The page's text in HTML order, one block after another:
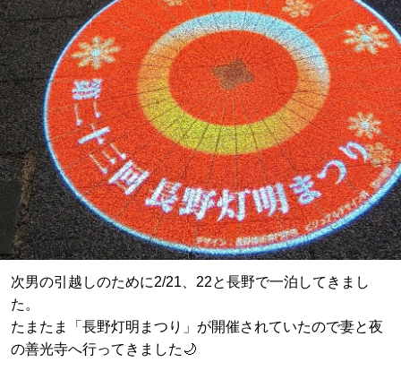
次男の引越しのために2/21、22と長野で一泊してきまし
た。
たまたま「長野灯明まつり」が開催されていたので妻と夜
の善光寺へ行ってきました🌙